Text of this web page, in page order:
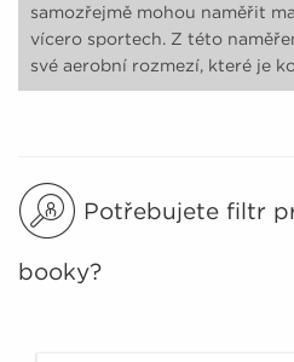
samozřejmě mohou naměřit
vícero sportech. Z této
své aerobní rozmezí, které je
Potřebujete filtr
booky?